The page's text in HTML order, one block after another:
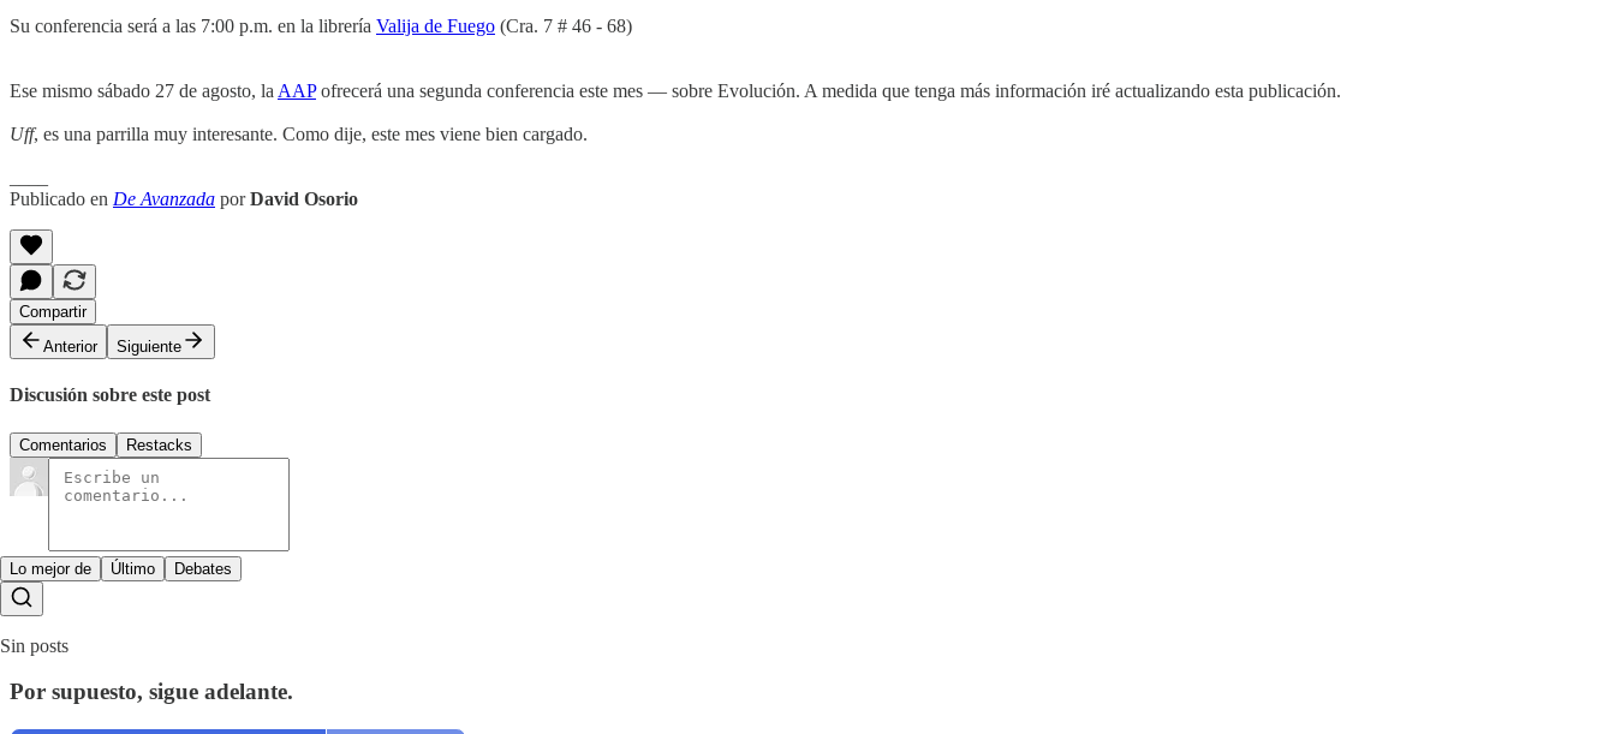
Su conferencia será a las 7:00 p.m. en la librería Valija de Fuego (Cra. 7 # 46 - 68)
Ese mismo sábado 27 de agosto, la AAPofrecerá una segunda conferencia este mes — sobre Evolución. A medida que tenga más información iré actualizando esta publicación.
Uff, es una parrilla muy interesante. Como dije, este mes viene bien cargado.
Publicado en De Avanzada porDavid Osorio
Compartir
Anterior
Siguiente
Discusión sobre este post
Comentarios Restacks
Lo mejor de Último Debates
Sin posts
Por supuesto, sigue adelante.